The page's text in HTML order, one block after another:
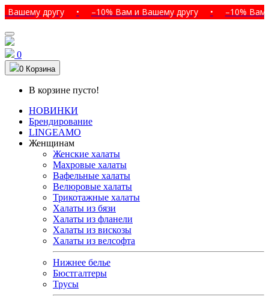
другу • –10% Вам и Вашему другу • –10% Вам и
0
0 Корзина
В корзине пусто!
НОВИНКИ
Брендирование
LINGEAMO
Женщинам
Женские халаты
Махровые халаты
Вафельные халаты
Велюровые халаты
Трикотажные халаты
Халаты из бязи
Халаты из фланели
Халаты из вискозы
Халаты из велсофта
Нижнее белье
Бюстгалтеры
Трусы